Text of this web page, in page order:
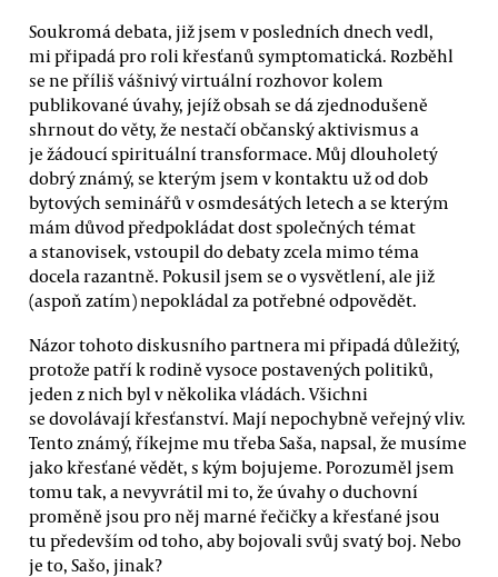
Soukromá debata, již jsem v posledních dnech vedl,
mi připadá pro roli křesťanů symptomatická. Rozběhl
se ne příliš vášnivý virtuální rozhovor kolem
publikované úvahy, jejíž obsah se dá zjednodušeně
shrnout do věty, že nestačí občanský aktivismus a
je žádoucí spirituální transformace. Můj dlouholetý
dobrý známý, se kterým jsem v kontaktu už od dob
bytových seminářů v osmdesátých letech a se kterým
mám důvod předpokládat dost společných témat
a stanovisek, vstoupil do debaty zcela mimo téma
docela razantně. Pokusil jsem se o vysvětlení, ale již
(aspoň zatím) nepokládal za potřebné odpovědět.
Názor tohoto diskusního partnera mi připadá důležitý,
protože patří k rodině vysoce postavených politiků,
jeden z nich byl v několika vládách. Všichni
se dovolávají křesťanství. Mají nepochybně veřejný vliv.
Tento známý, říkejme mu třeba Saša, napsal, že musíme
jako křesťané vědět, s kým bojujeme. Porozuměl jsem
tomu tak, a nevyvrátil mi to, že úvahy o duchovní
proměně jsou pro něj marné řečičky a křesťané jsou
tu především od toho, aby bojovali svůj svatý boj. Nebo
je to, Sašo, jinak?